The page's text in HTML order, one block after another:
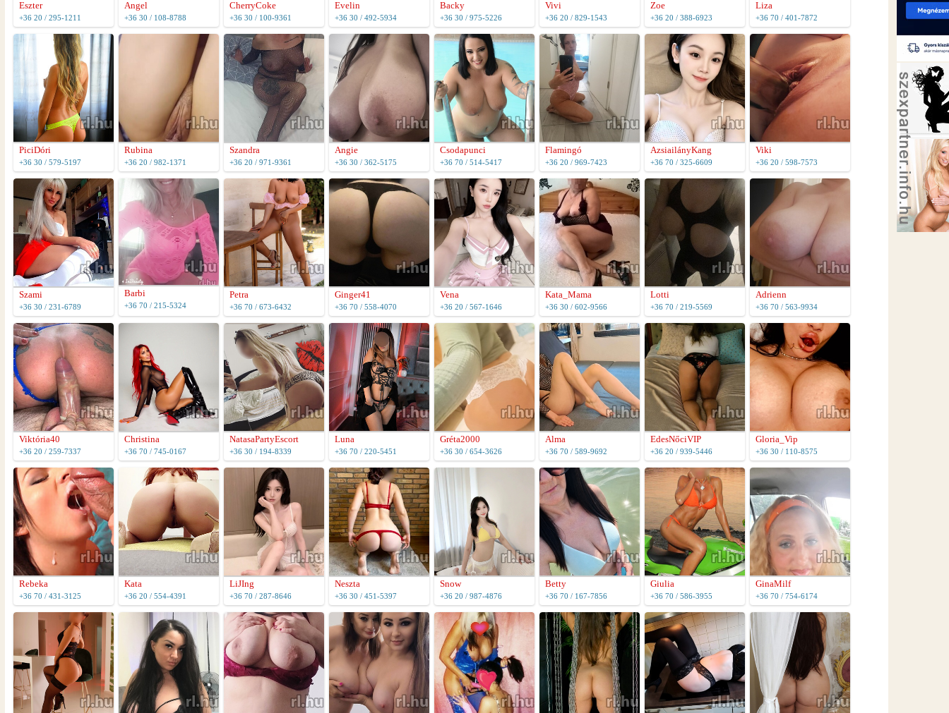
Eszter
+36 20 / 295-1211
Angel
+36 30 / 108-8788
CherryCoke
+36 30 / 100-9361
Evelin
+36 30 / 492-5934
Backy
+36 30 / 975-5226
Vivi
+36 20 / 829-1543
Zoe
+36 20 / 388-6923
Liza
+36 70 / 401-7872
PiciDóri
+36 30 / 579-5197
Rubina
+36 20 / 982-1371
Szandra
+36 20 / 971-9361
Angie
+36 30 / 362-5175
Csodapunci
+36 70 / 514-5417
Flamingó
+36 20 / 969-7423
AzsiailányKang
+36 70 / 325-6609
Viki
+36 20 / 598-7573
Szami
+36 30 / 231-6789
Barbi
+36 70 / 215-5324
Petra
+36 70 / 673-6432
Ginger41
+36 70 / 558-4070
Vena
+36 20 / 567-1646
Kata_Mama
+36 30 / 602-9566
Lotti
+36 70 / 219-5569
Adrienn
+36 70 / 563-9934
Viktória40
+36 20 / 259-7337
Christina
+36 70 / 745-0167
NatasaPartyEscort
+36 30 / 194-8339
Luna
+36 70 / 220-5451
Gréta2000
+36 30 / 654-3626
Alma
+36 70 / 589-9692
EdesNőciVIP
+36 20 / 939-5446
Gloria_Vip
+36 30 / 110-8575
Rebeka
+36 70 / 431-3125
Kata
+36 20 / 554-4391
LiJIng
+36 70 / 287-8646
Neszta
+36 30 / 451-5397
Snow
+36 20 / 987-4876
Betty
+36 70 / 167-7856
Giulia
+36 70 / 586-3955
GinaMilf
+36 70 / 754-6174